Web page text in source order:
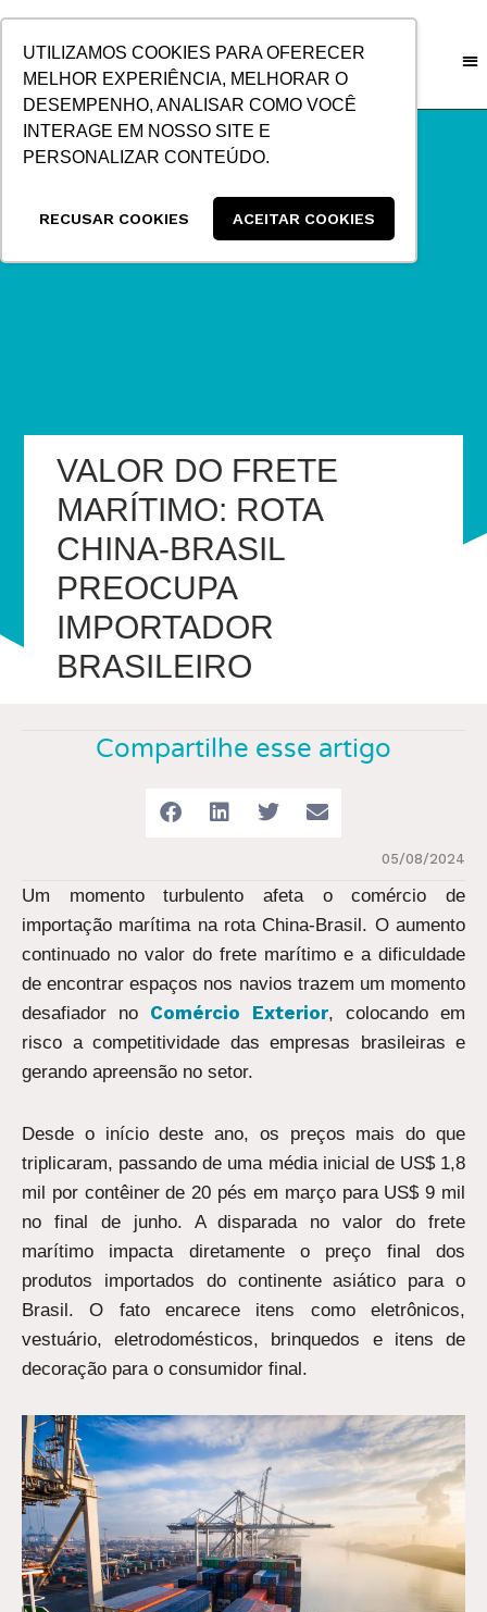
UTILIZAMOS COOKIES PARA OFERECER
MELHOR EXPERIÊNCIA, MELHORAR O
DESEMPENHO, ANALISAR COMO VOCÊ
INTERAGE EM NOSSO SITE E
PERSONALIZAR CONTEÚDO.
RECUSAR COOKIES ACEITAR COOKIES
CONTEÚDO
VALOR DO FRETE
MARÍTIMO: ROTA
CHINA-BRASIL
PREOCUPA
IMPORTADOR
BRASILEIRO
Compartilhe esse artigo
05/08/2024
Um momento turbulento afeta o comércio de
importação marítima na rota China-Brasil. O aumento
continuado no valor do frete marítimo e a dificuldade
de encontrar espaços nos navios trazem um momento
desafiador no Comércio Exterior, colocando em
risco a competitividade das empresas brasileiras e
gerando apreensão no setor.
Desde o início deste ano, os preços mais do que
triplicaram, passando de uma média inicial de US$ 1,8
mil por contêiner de 20 pés em março para US$ 9 mil
no final de junho. A disparada no valor do frete
marítimo impacta diretamente o preço final dos
produtos importados do continente asiático para o
Brasil. O fato encarece itens como eletrônicos,
vestuário, eletrodomésticos, brinquedos e itens de
decoração para o consumidor final.